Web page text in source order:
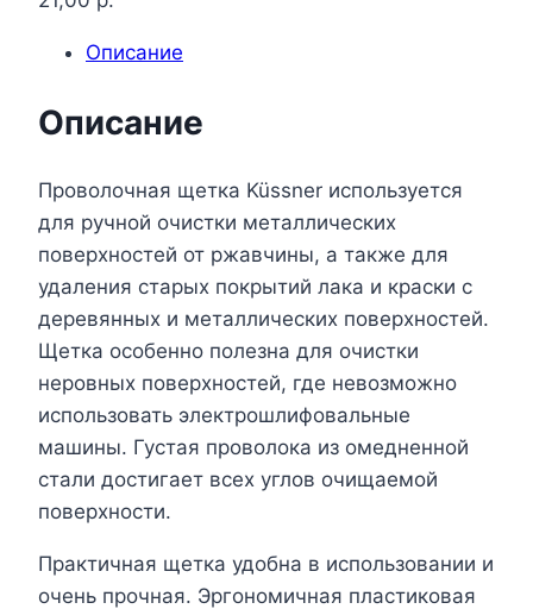
Описание
Описание
Проволочная щетка Küssner используется
для ручной очистки металлических
поверхностей от ржавчины, а также для
удаления старых покрытий лака и краски с
деревянных и металлических поверхностей.
Щетка особенно полезна для очистки
неровных поверхностей, где невозможно
использовать электрошлифовальные
машины. Густая проволока из омедненной
стали достигает всех углов очищаемой
поверхности.
Практичная щетка удобна в использовании и
очень прочная. Эргономичная пластиковая